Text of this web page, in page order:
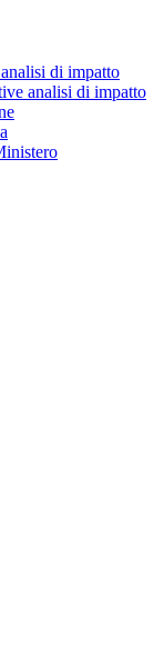
di impatto
analisi di impatto